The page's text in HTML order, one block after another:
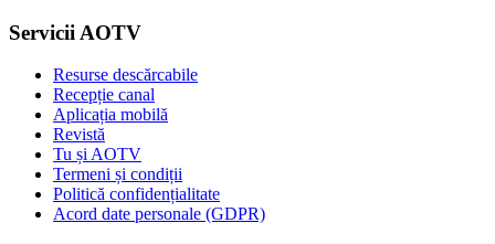
Servicii AOTV
Resurse descărcabile
Recepție canal
Aplicația mobilă
Revistă
Tu și AOTV
Termeni și condiții
Politică confidențialitate
Acord date personale (GDPR)